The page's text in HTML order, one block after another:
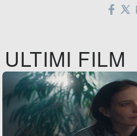
ULTIMI FILM